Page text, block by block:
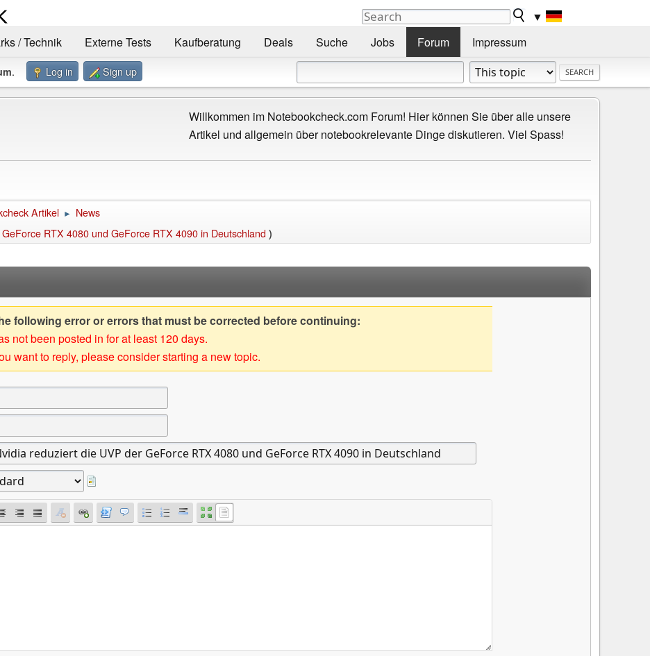
▼
/ Technik Externe Tests Kaufberatung Deals Suche Jobs Forum Impressum
. Log in Sign up
Willkommen im Notebookcheck.com Forum! Hier können Sie über alle unsere
Artikel und allgemein über notebookrelevante Dinge diskutieren. Viel Spass!
Artikel ► News
RTX 4080 und GeForce RTX 4090 in Deutschland )
following error or errors that must be corrected before continuing:
not been posted in for at least 120 days.
want to reply, please consider starting a new topic.